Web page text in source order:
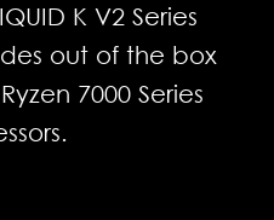
K V2 Series
out of the box
7000 Series